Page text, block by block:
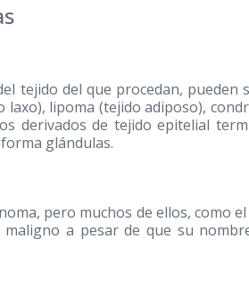
tejido del que procedan, pueden
lipoma (tejido adiposo),
derivados de tejido epitelial
glándulas.
pero muchos de ellos, como
a pesar de que su